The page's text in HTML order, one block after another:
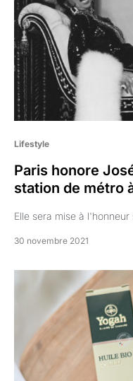
Lifestyle
Paris honore
station de métro
Elle sera mise à l'honneur
30 novembre 2021